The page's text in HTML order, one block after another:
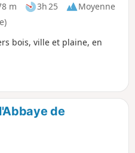
m 3h 25
Moyenne
bois, ville et plaine, en
de